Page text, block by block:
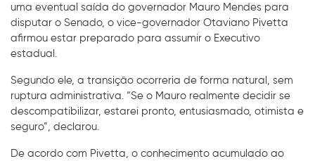
uma eventual saída do governador Mauro Mendes para
disputar o Senado, o vice-governador Otaviano Pivetta
afirmou estar preparado para assumir o Executivo
estadual.
Segundo ele, a transição ocorreria de forma natural, sem
ruptura administrativa. “Se o Mauro realmente decidir se
descompatibilizar, estarei pronto, entusiasmado, otimista e
seguro”, declarou.
De acordo com Pivetta, o conhecimento acumulado ao